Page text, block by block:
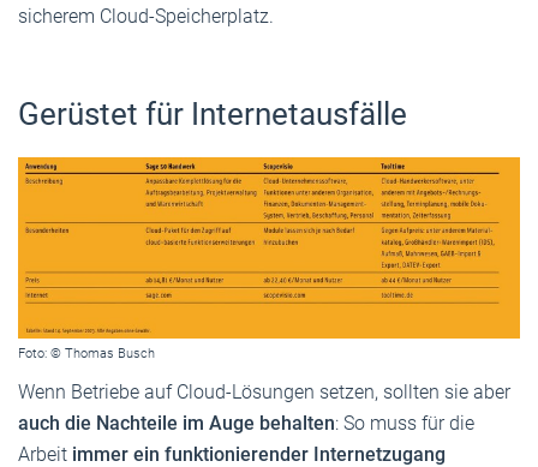
sicherem Cloud-Speicherplatz.
Gerüstet für Internetausfälle
Foto: © Thomas Busch
Wenn Betriebe auf Cloud-Lösungen setzen, sollten sie aber
auch die Nachteile im Auge behalten: So muss für die
Arbeit immer ein funktionierender Internetzugang